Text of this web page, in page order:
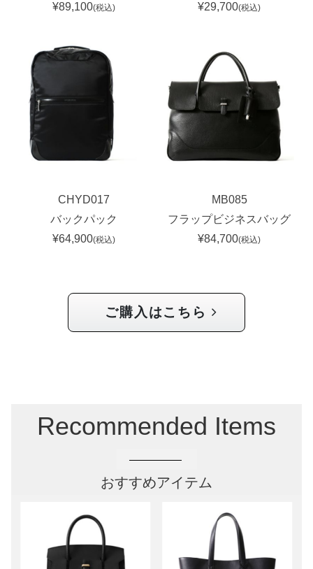
¥89,100(税込)
¥29,700(税込)
CHYD017
バックパック
¥64,900(税込)
MB085
フラップビジネスバッグ
¥84,700(税込)
ご購入はこちら
Recommended Items
おすすめアイテム